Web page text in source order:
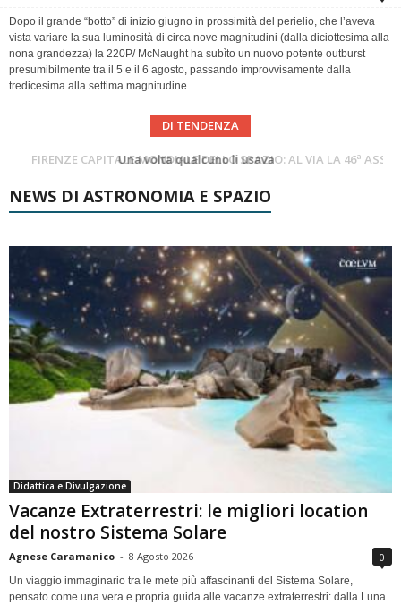
Dopo il grande “botto” di inizio giugno in prossimità del perielio, che l’aveva
vista variare la sua luminosità di circa nove magnitudini (dalla diciottesima alla
nona grandezza) la 220P/ McNaught ha subìto un nuovo potente outburst
presumibilmente tra il 5 e il 6 agosto, passando improvvisamente dalla
tredicesima alla settima magnitudine.
DI TENDENZA
FIRENZE CAPITALE MONDIALE DELLO SPAZIO: AL VIA LA 46ª ASSEMBLEA SCIENTIFICA DEL COSPAR
Cielo del Mese di Agosto 2026
NEWS DI ASTRONOMIA E SPAZIO
Didattica e Divulgazione
Vacanze Extraterrestri: le migliori location
del nostro Sistema Solare
Agnese Caramanico - 8 Agosto 2026 0
Un viaggio immaginario tra le mete più affascinanti del Sistema Solare,
pensato come una vera e propria guida alle vacanze extraterrestri: dalla Luna